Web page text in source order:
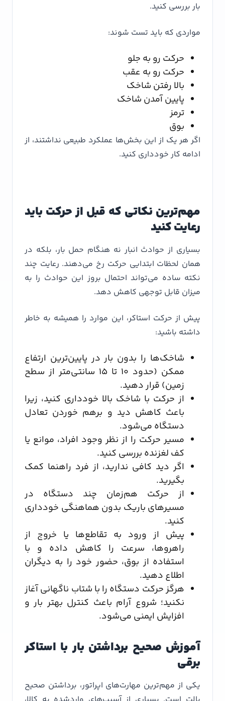
بار بررسی کنید.
مواردی که باید تست شوند:
حرکت رو به جلو
حرکت رو به عقب
بالا رفتن شاخک
پایین آمدن شاخک
ترمز
بوق
اگر هر یک از این بخش‌ها عملکرد طبیعی نداشتند، از
ادامه کار خودداری کنید.
مهم‌ترین نکاتی که قبل از حرکت باید
رعایت کنید
بسیاری از حوادث انبار نه هنگام حمل بار، بلکه در
همان لحظات ابتدایی حرکت رخ می‌دهند. رعایت چند
نکته ساده می‌تواند احتمال بروز این حوادث را به
میزان قابل توجهی کاهش دهد.
پیش از حرکت استاکر، این موارد را همیشه به خاطر
داشته باشید:
شاخک‌ها را بدون بار در پایین‌ترین ارتفاع
ممکن (حدود ۱۰ تا ۱۵ سانتی‌متر از سطح
زمین) قرار دهید.
از حرکت با شاخک بالا خودداری کنید، زیرا
باعث کاهش دید و برهم خوردن تعادل
دستگاه می‌شود.
مسیر حرکت را از نظر وجود افراد، موانع یا
کف لغزنده بررسی کنید.
اگر دید کافی ندارید، از فرد راهنما کمک
بگیرید.
از حرکت هم‌زمان چند دستگاه در
مسیرهای باریک بدون هماهنگی خودداری
کنید.
پیش از ورود به تقاطع‌ها یا خروج از
راهروها، سرعت را کاهش داده و با
استفاده از بوق، حضور خود را به دیگران
اطلاع دهید.
هرگز حرکت دستگاه را با شتاب ناگهانی آغاز
نکنید؛ شروع آرام باعث کنترل بهتر بار و
افزایش ایمنی می‌شود.
آموزش صحیح برداشتن بار با استاکر
برقی
یکی از مهم‌ترین مهارت‌های اپراتور، برداشتن صحیح